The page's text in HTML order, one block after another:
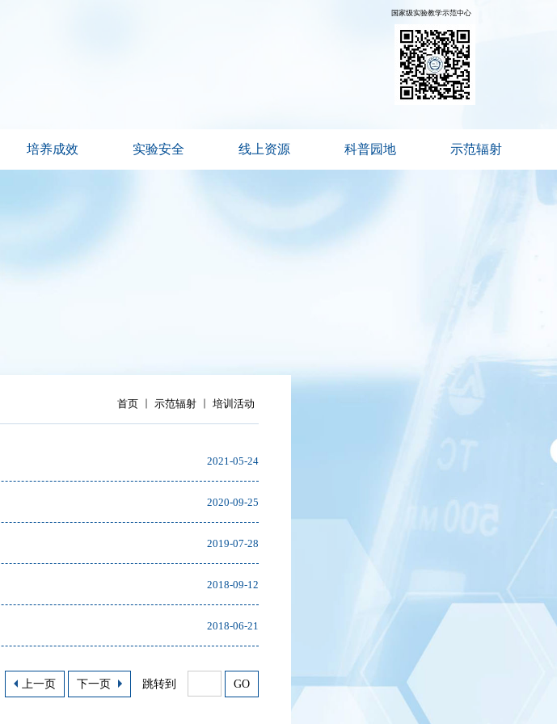
国家级实验教学示范中心
培养成效 实验安全 线上资源 科普园地 示范辐射
首页 示范辐射 培训活动
2021-05-24
2020-09-25
2019-07-28
2018-09-12
2018-06-21
上一页 下一页 跳转到 GO